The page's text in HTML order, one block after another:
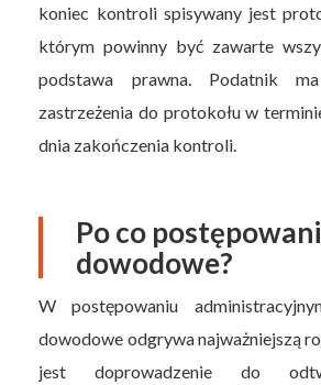
koniec kontroli spisywany jest
którym powinny być zawarte
podstawa prawna. Podatnik
zastrzeżenia do protokołu w
dnia zakończenia kontroli.
Po co
dowodowe?
W postępowaniu
dowodowe odgrywa najważniejszą
jest doprowadzenie do